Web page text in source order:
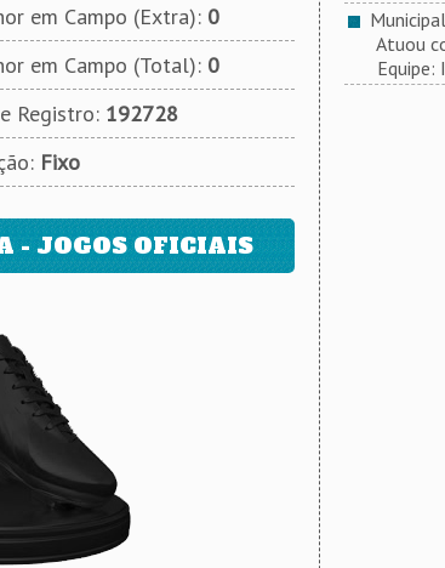
em Campo (Extra): 0
em Campo (Total): 0
Registro: 192728
Fixo
- JOGOS OFICIAIS
Municipal
Atuou
Equipe: